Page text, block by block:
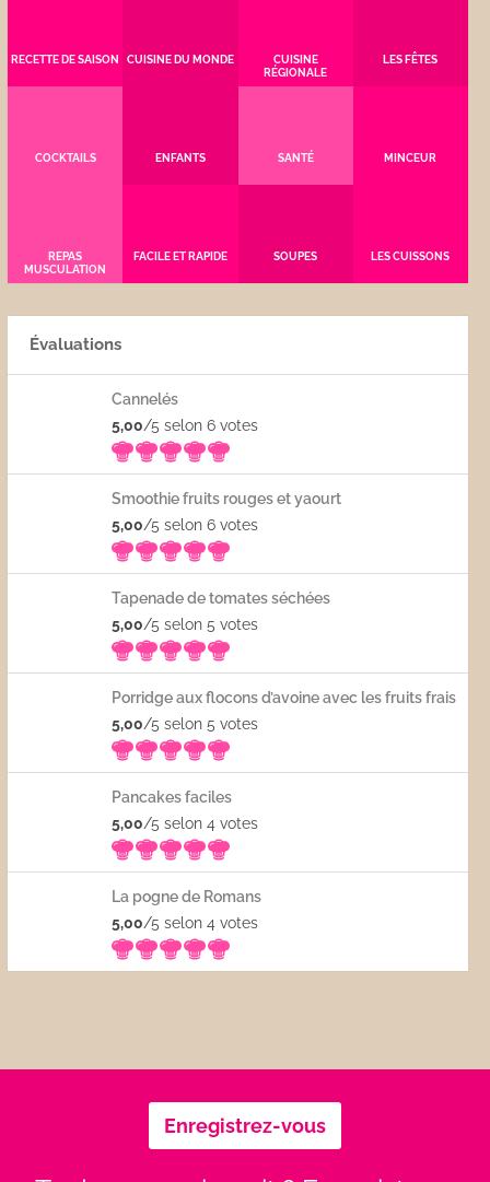
RECETTE DE SAISON CUISINE DU MONDE
CUISINE
RÉGIONALE
LES FÊTES
COCKTAILS ENFANTS SANTÉ MINCEUR
REPAS
MUSCULATION
FACILE ET RAPIDE SOUPES LES CUISSONS
Évaluations
Cannelés
5,00/5 selon 6votes
Smoothie fruits rouges et yaourt
5,00/5 selon 6votes
Tapenade de tomates séchées
5,00/5 selon 5votes
Porridge aux flocons d’avoine avec les fruits frais
5,00/5 selon 5votes
Pancakes faciles
5,00/5 selon 4votes
La pogne de Romans
5,00/5 selon 4votes
Enregistrez-vous